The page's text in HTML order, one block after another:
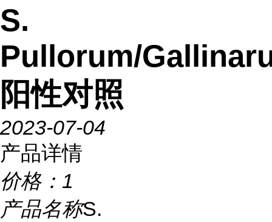
S.
Pullorum/
阳性对照
2023-07-04
产品详情
价格： 1
产品名称S.